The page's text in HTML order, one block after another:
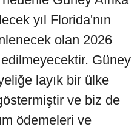
yıl Florida'nın
olan 2026
Güney
layık bir ülke
ve biz de
ödemeleri ve